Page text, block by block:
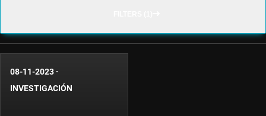
08-11-2023 ·
INVESTIGACIÓN